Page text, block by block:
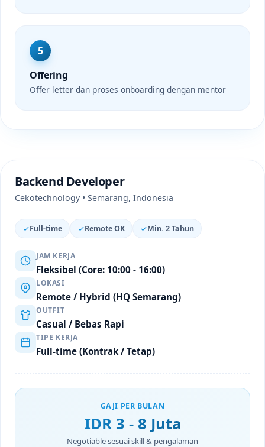
5
Offering
Offer letter dan proses onboarding dengan mentor
Backend Developer
Cekotechnology • Semarang, Indonesia
Full-time Remote OK Min. 2 Tahun
JAM KERJA
Fleksibel (Core: 10:00 - 16:00)
LOKASI
Remote / Hybrid (HQ Semarang)
OUTFIT
Casual / Bebas Rapi
TIPE KERJA
Full-time (Kontrak / Tetap)
GAJI PER BULAN
IDR 3 - 8 Juta
Negotiable sesuai skill & pengalaman